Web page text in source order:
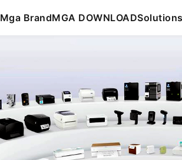
Mga BrandMGA DOWNLOAD